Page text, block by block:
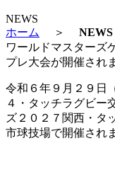
NEWS
ホーム
＞ NEWS
ワールドマスターズ
プレ大会が開催され
令和６年９月２９日
４・タッチラグビー
ズ２０２７関西・タ
市球技場で開催され